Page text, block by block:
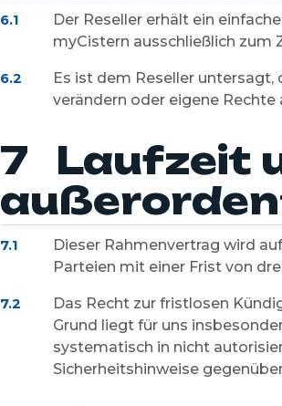
6.1
Der Reseller erhält ein
myCistern ausschließlich zum
6.2
Es ist dem Reseller
verändern oder eigene
7 Laufzeit
7.1
Dieser Rahmenvertrag wird
Parteien mit einer Frist von
7.2
Das Recht zur fristlosen
Grund liegt für uns
systematisch in nicht
Sicherheitshinweise